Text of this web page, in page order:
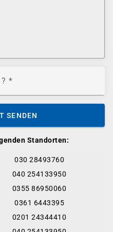
Standorten:
030 28493760
040 254133950
0355 86950060
0361 6443395
0201 24344410
SENDEN